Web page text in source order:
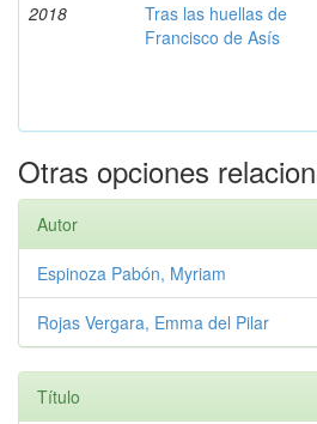
2018
Tras las huellas de
Francisco de Asís
Otras opciones
Autor
Espinoza Pabón, Myriam
Rojas Vergara, Emma del Pilar
Título